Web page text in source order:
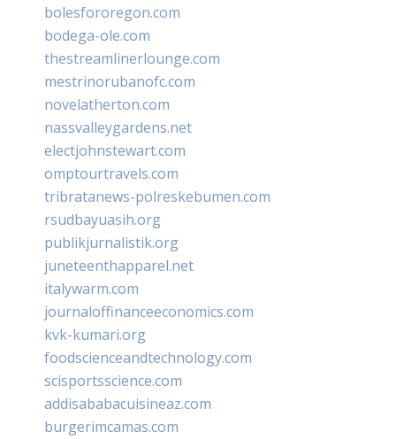
bolesfororegon.com
bodega-ole.com
thestreamlinerlounge.com
mestrinorubanofc.com
novelatherton.com
nassvalleygardens.net
electjohnstewart.com
omptourtravels.com
tribratanews-polreskebumen.com
rsudbayuasih.org
publikjurnalistik.org
juneteenthapparel.net
italywarm.com
journaloffinanceeconomics.com
kvk-kumari.org
foodscienceandtechnology.com
scisportsscience.com
addisababacuisineaz.com
burgerimcamas.com